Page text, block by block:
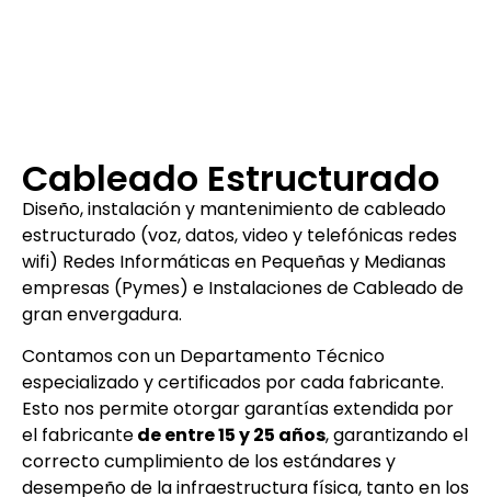
Cableado Estructurado
Diseño, instalación y mantenimiento de cableado
estructurado (voz, datos, video y telefónicas redes
wifi) Redes Informáticas en Pequeñas y Medianas
empresas (Pymes) e Instalaciones de Cableado de
gran envergadura.
Contamos con un Departamento Técnico
especializado y certificados por cada fabricante.
Esto nos permite otorgar garantías extendida por
el fabricantede entre 15 y 25 años, garantizando el
correcto cumplimiento de los estándares y
desempeño de la infraestructura física, tanto en los